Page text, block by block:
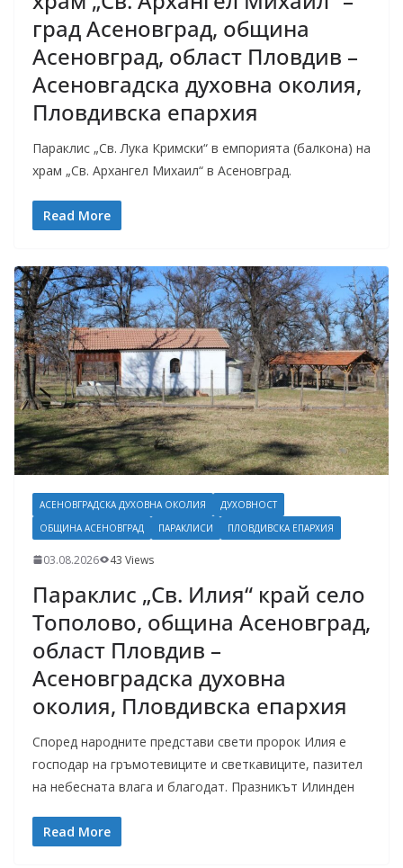
град Асеновград, община
Асеновград, област Пловдив –
Асеновгадска духовна околия,
Пловдивска епархия
Параклис „Св. Лука Кримски“ в емпорията (балкона) на
храм „Св. Архангел Михаил“ в Асеновград.
Read More
АСЕНОВГРАДСКА ДУХОВНА ОКОЛИЯ
ДУХОВНОСТ
ОБЩИНА АСЕНОВГРАД
ПАРАКЛИСИ ПЛОВДИВСКА ЕПАРХИЯ
03.08.2026 43 Views
Параклис „Св. Илия“ край село
Тополово, община Асеновград,
област Пловдив –
Асеновградска духовна
околия, Пловдивска епархия
Според народните представи свети пророк Илия е
господар на гръмотевиците и светкавиците, пазител
на небесната влага и благодат. Празникът Илинден
Read More